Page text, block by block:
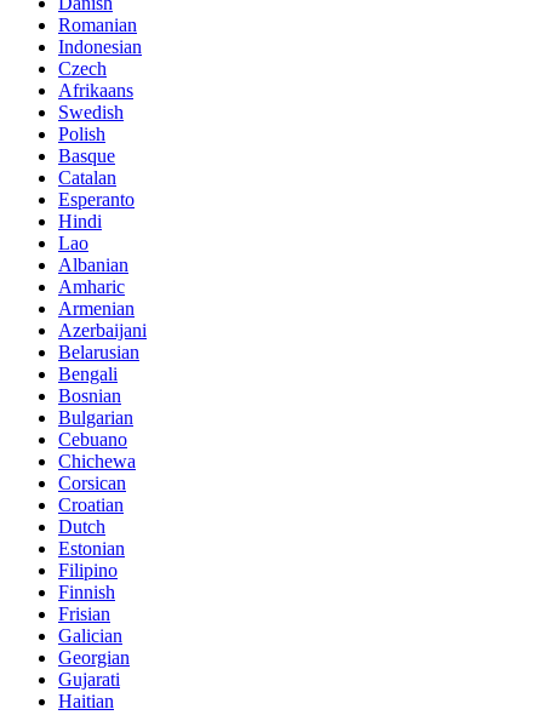
Romanian
Indonesian
Czech
Afrikaans
Swedish
Polish
Basque
Catalan
Esperanto
Hindi
Lao
Albanian
Amharic
Armenian
Azerbaijani
Belarusian
Bengali
Bosnian
Bulgarian
Cebuano
Chichewa
Corsican
Croatian
Dutch
Estonian
Filipino
Finnish
Frisian
Galician
Georgian
Gujarati
Haitian